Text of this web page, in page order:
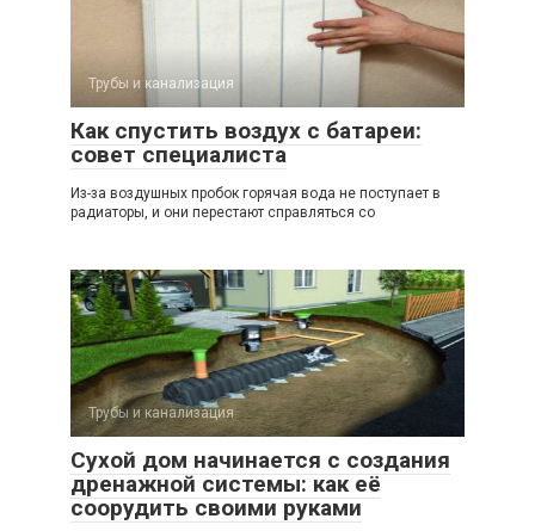
Трубы и канализация
Как спустить воздух с батареи:
совет специалиста
Из-за воздушных пробок горячая вода не поступает в
радиаторы, и они перестают справляться со
Трубы и канализация
Сухой дом начинается с создания
дренажной системы: как её
соорудить своими руками